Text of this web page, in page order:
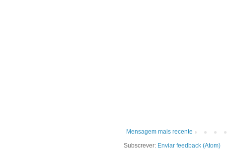
Mensagem mais recente
Subscrever: Enviar feedback (Atom)